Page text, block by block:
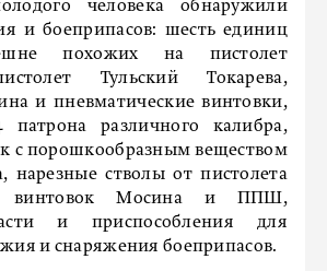
человека обнаружили
и боеприпасов: шесть единиц
похожих на пистолет
Тульский Токарева,
и пневматические винтовки,
различного калибра,
с порошкообразным веществом
нарезные стволы от пистолета
винтовок Мосина и ППШ,
и приспособления для
и снаряжения боеприпасов.